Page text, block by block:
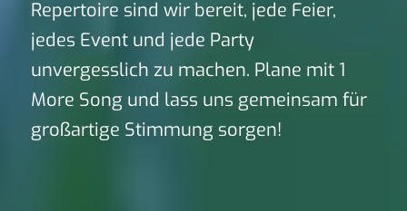
Repertoire sind wir bereit, jede Feier,
jedes Event und jede Party
unvergesslich zu machen. Plane mit 1
More Song und lass uns gemeinsam für
großartige Stimmung sorgen!